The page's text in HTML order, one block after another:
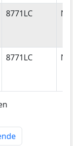
8771LC
8771LC